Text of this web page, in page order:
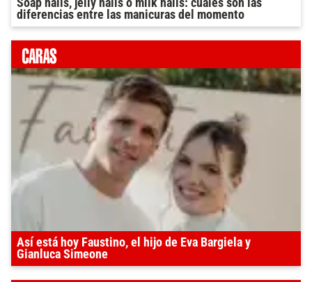
Soap nails, jelly nails o milk nails: cuáles son las
diferencias entre las manicuras del momento
Así está hoy Faustino, el hijo de Eva Bargiela y
Gianluca Simeone